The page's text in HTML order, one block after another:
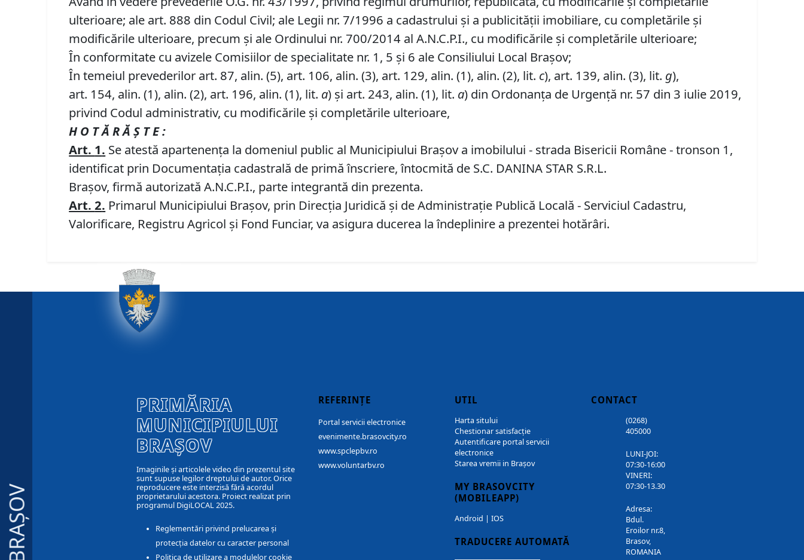
ulterioare; ale art. 888 din Codul Civil; ale Legii nr. 7/1996 a cadastrului și a publicității imobiliare, cu completările și
modificările ulterioare, precum și ale Ordinului nr. 700/2014 al A.N.C.P.I., cu modificările și completările ulterioare;
În conformitate cu avizele Comisiilor de specialitate nr. 1, 5 și 6 ale Consiliului Local Brașov;
În temeiul prevederilor art. 87, alin. (5), art. 106, alin. (3), art. 129, alin. (1), alin. (2), lit. c), art. 139, alin. (3), lit. g),
art. 154, alin. (1), alin. (2), art. 196, alin. (1), lit. a) și art. 243, alin. (1), lit. a) din Ordonanța de Urgență nr. 57 din 3 iulie 2019,
privind Codul administrativ, cu modificările și completările ulterioare,
H O T Ă R Ă Ş T E :
Art. 1. Se atestă apartenenţa la domeniul public al Municipiului Braşov a imobilului - strada Bisericii Române - tronson 1,
identificat prin Documentația cadastrală de primă înscriere, întocmită de S.C. DANINA STAR S.R.L.
Brașov, firmă autorizată A.N.C.P.I., parte integrantă din prezenta.
Art.2. Primarul Municipiului Brașov, prin Direcția Juridică și de Administrație Publică Locală - Serviciul Cadastru,
Valorificare, Registru Agricol și Fond Funciar, va asigura ducerea la îndeplinire a prezentei hotărâri.
BRAȘOV
PRIMĂRIA
MUNICIPIULUI
BRAȘOV
Imaginile și articolele video din prezentul site
sunt supuse legilor dreptului de autor. Orice
reproducere este interzisă fără acordul
proprietarului acestora. Proiect realizat prin
programul DigiLOCAL 2025.
Reglementări privind prelucarea și
protecția datelor cu caracter personal
Politica de utilizare a modulelor cookie
REFERINȚE
Portal servicii electronice
evenimente.brasovcity.ro
www.spclepbv.ro
www.voluntarbv.ro
UTIL
Harta sitului
Chestionar satisfacție
Autentificare portal servicii
electronice
Starea vremii in Brașov
MY BRASOVCITY
(MOBILEAPP)
Android | IOS
TRADUCERE AUTOMATĂ
CONTACT
(0268)
405000
LUNI-JOI:
07:30-16:00
VINERI:
07:30-13.30
Adresa:
Bdul.
Eroilor nr.8,
Brasov,
ROMANIA